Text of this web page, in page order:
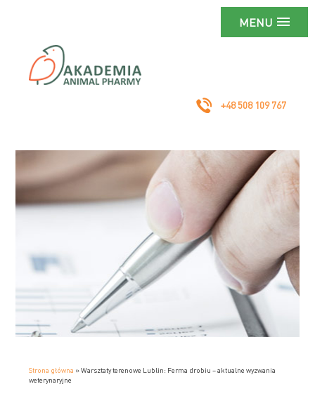
MENU
+48 508 109 767
Strona główna »Warsztaty terenowe Lublin: Ferma drobiu – aktualne wyzwania
weterynaryjne